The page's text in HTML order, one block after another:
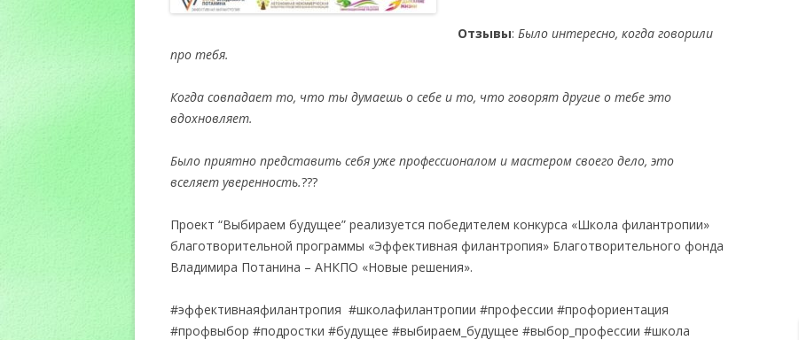
Отзывы: Было интересно, когда говорили
про тебя.
Когда совпадает то, что ты думаешь о себе и то, что говорят другие о тебе это
вдохновляет.
Было приятно представить себя уже профессионалом и мастером своего дело, это
вселяет уверенность.???
Проект “Выбираем будущее” реализуется победителем конкурса «Школа филантропии»
благотворительной программы «Эффективная филантропия» Благотворительного фонда
Владимира Потанина – АНКПО «Новые решения».
#эффективнаяфилантропия #школафилантропии #профессии #профориентация
#профвыбор #подростки #будущее #выбираем_будущее #выбор_профессии #школа